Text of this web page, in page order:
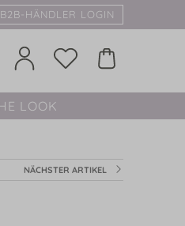
B2B-HÄNDLER LOGIN
LOOK
NÄCHSTER ARTIKEL